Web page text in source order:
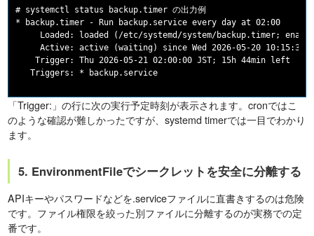
# systemctl status backup.timer の出力例
* backup.timer - Run backup.service every day at 02:00
Loaded: loaded (/etc/systemd/system/backup.timer;
Active: active (waiting) since Wed 2026-05-20 10:15:32
    Trigger: Thu 2026-05-21 02:00:00 JST; 15h 44min left
「Trigger:」の行に次の実行予定時刻が表示されます。cronではこ
のような確認が難しかったですが、systemd timerでは一目でわかり
ます。
5. EnvironmentFileでシークレットを安全に分離する
APIキーやパスワードなどを.serviceファイルに直書きするのは危険
です。ファイル権限を絞った別ファイルに分離するのが実務での定
番です。